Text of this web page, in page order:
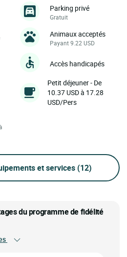
Parking privé
Gratuit
Animaux acceptés
Payant 9.22 USD
Accès handicapés
Petit déjeuner - De
10.37 USD à 17.28
USD/Pers
et services (12)
du programme de fidélité